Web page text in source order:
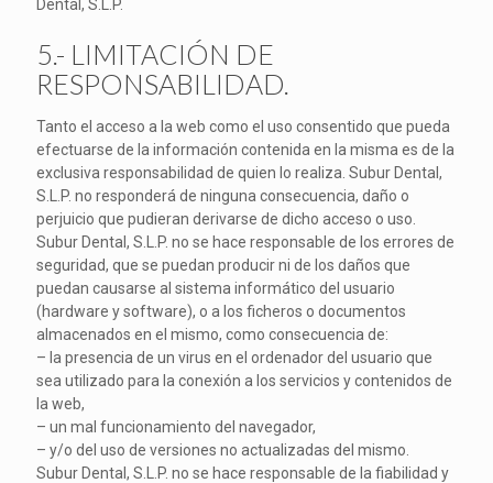
Dental, S.L.P.
5.- LIMITACIÓN DE
RESPONSABILIDAD.
Tanto el acceso a la web como el uso consentido que pueda
efectuarse de la información contenida en la misma es de la
exclusiva responsabilidad de quien lo realiza. Subur Dental,
S.L.P. no responderá de ninguna consecuencia, daño o
perjuicio que pudieran derivarse de dicho acceso o uso.
Subur Dental, S.L.P. no se hace responsable de los errores de
seguridad, que se puedan producir ni de los daños que
puedan causarse al sistema informático del usuario
(hardware y software), o a los ficheros o documentos
almacenados en el mismo, como consecuencia de:
– la presencia de un virus en el ordenador del usuario que
sea utilizado para la conexión a los servicios y contenidos de
la web,
– un mal funcionamiento del navegador,
– y/o del uso de versiones no actualizadas del mismo.
Subur Dental, S.L.P. no se hace responsable de la fiabilidad y